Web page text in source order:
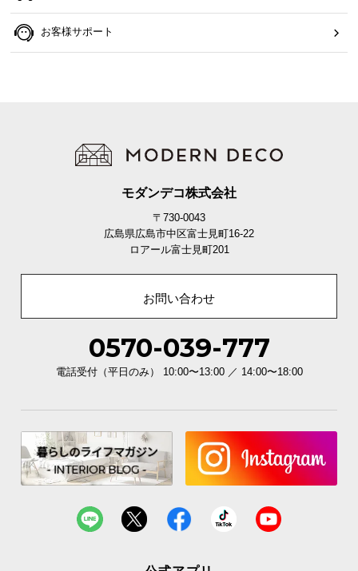
お客様サポート
モダンデコ株式会社
〒730-0043
広島県広島市中区富士見町16-22
ロアール富士見町201
お問い合わせ
0570-039-777
電話受付（平日のみ） 10:00〜13:00 ／ 14:00〜18:00